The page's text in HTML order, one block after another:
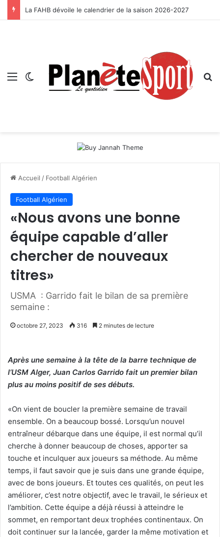
La FAHB dévoile le calendrier de la saison 2026-2027
Menu Switch skin
Accueil / Football Algérien
Football Algérien
«Nous avons une bonne
équipe capable d’aller
chercher de nouveaux
titres»
USMA : Garrido fait le bilan de sa première
semaine :
octobre 27, 2023 316 2 minutes de lecture
Après une semaine à la tête de la barre technique de
l’USM Alger, Juan Carlos Garrido fait un premier bilan
plus au moins positif de ses débuts.
«On vient de boucler la première semaine de travail
ensemble. On a beaucoup bossé. Lorsqu’un nouvel
entraîneur débarque dans une équipe, il est normal qu’il
cherche à donner beaucoup de choses, apporter sa
touche et inculquer aux joueurs sa méthode. Au même
temps, il faut savoir que je suis dans une grande équipe,
avec de bons joueurs. Et toutes ces qualités, on peut les
améliorer, c’est notre objectif, avec le travail, le sérieux et
l’ambition. Cette équipe a déjà réussi à atteindre le
sommet, en remportant deux trophées continentaux. On
doit continuer sur la lancée, garder la même motivation et